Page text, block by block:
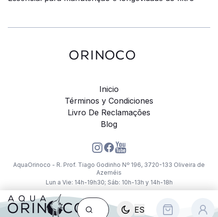
ES
Inicio
Términos y Condiciones
Livro De Reclamações
Blog
AquaOrinoco - R. Prof. Tiago Godinho Nº 196, 3720-133 Oliveira de
Azeméis
Lun a Vie: 14h-19h30; Sáb: 10h-13h y 14h-18h